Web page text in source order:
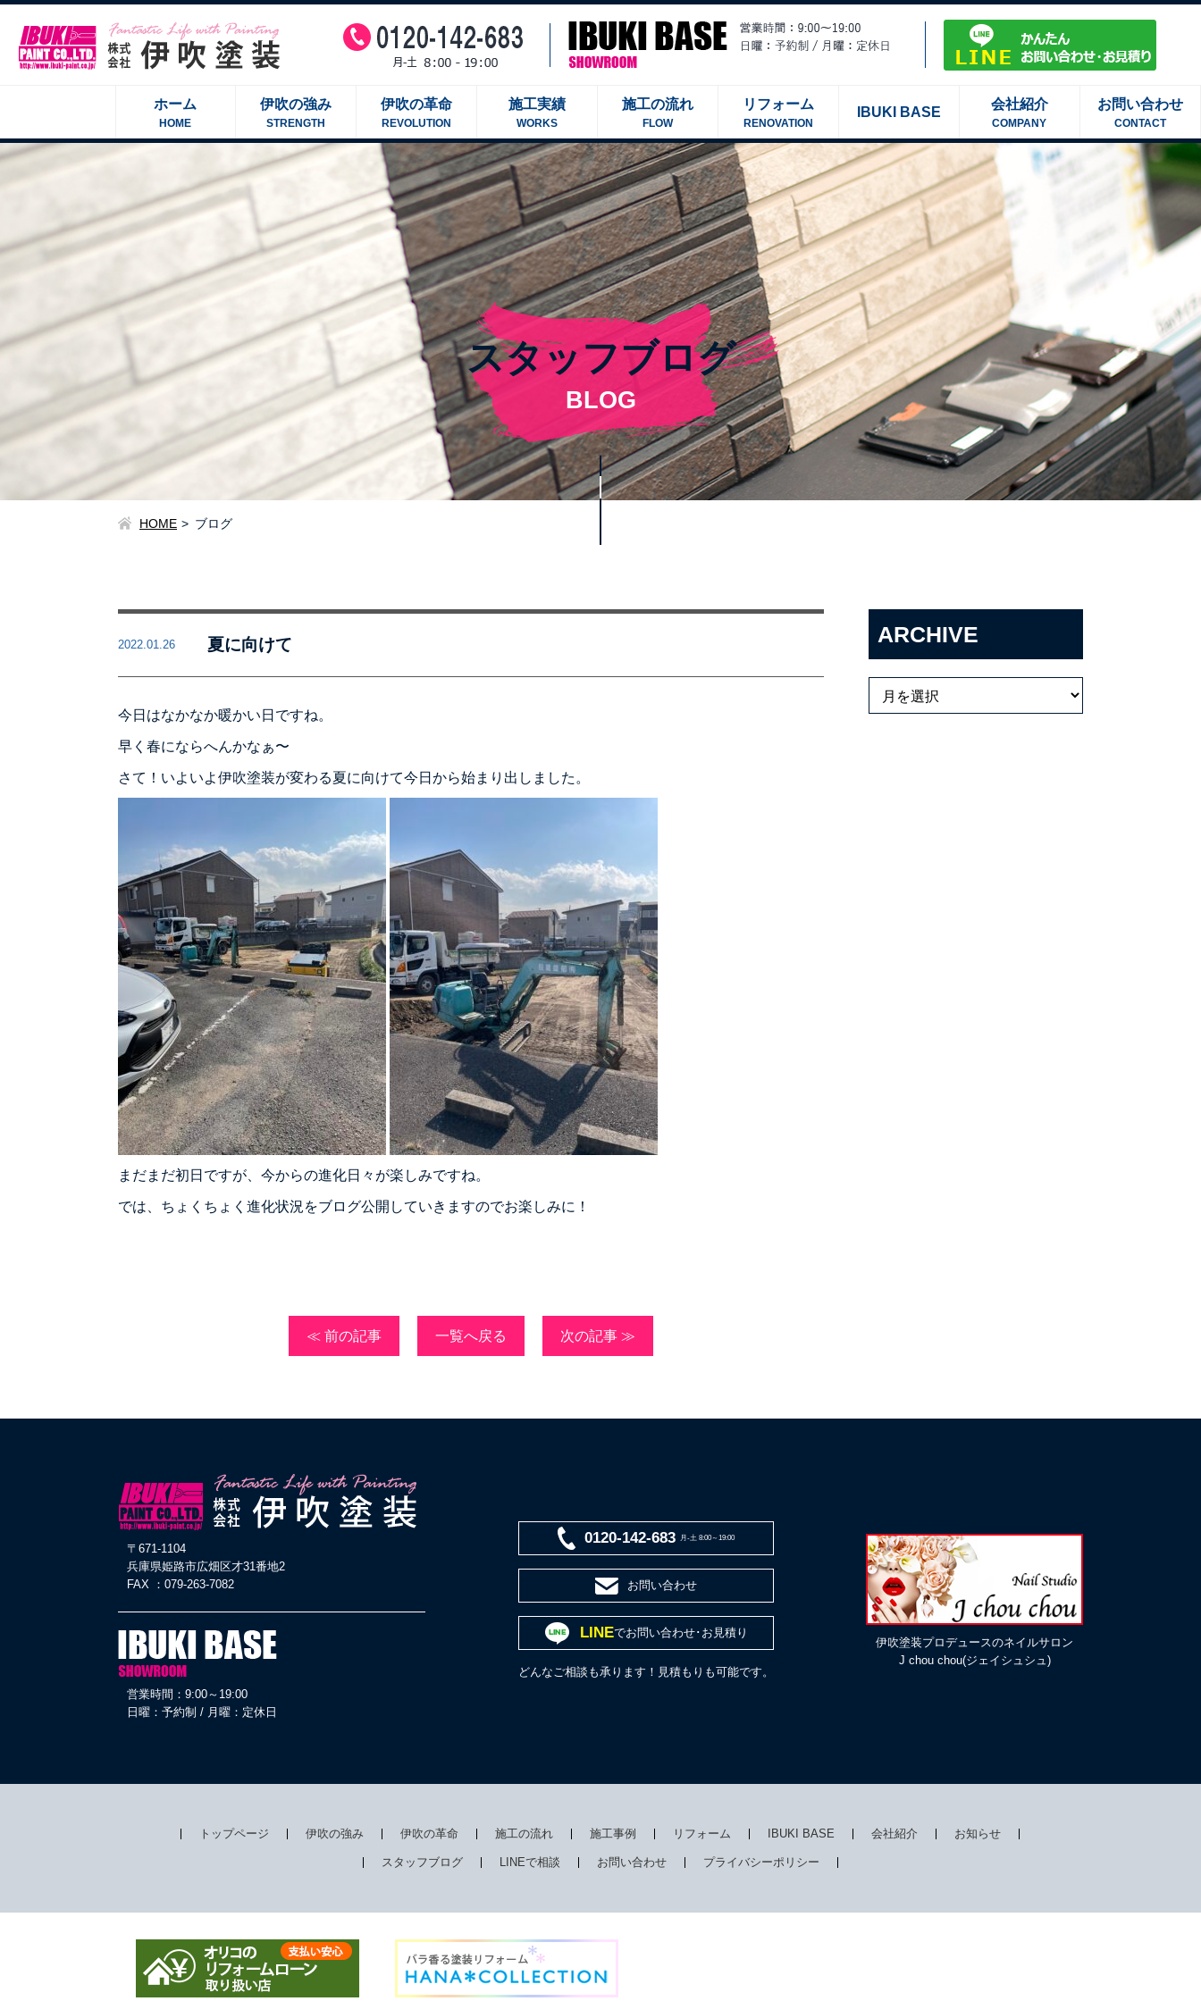
ホーム
HOME
伊吹の強み
STRENGTH
伊吹の革命
REVOLUTION
施工実績
WORKS
施工の流れ
FLOW
リフォーム
RENOVATION
IBUKI BASE
会社紹介
COMPANY
お問い合わせ
CONTACT
スタッフブログ
BLOG
HOME ブログ
2022.01.26 夏に向けて
今日はなかなか暖かい日ですね。
早く春にならへんかなぁ〜
さて！いよいよ伊吹塗装が変わる夏に向けて今日から始まり出しました。
まだまだ初日ですが、今からの進化日々が楽しみですね。
では、ちょくちょく進化状況をブログ公開していきますのでお楽しみに！
≪ 前の記事 一覧へ戻る 次の記事 ≫
ARCHIVE
〒671-1104
兵庫県姫路市広畑区才31番地2
FAX ：079-263-7082
営業時間：9:00～19:00
日曜：予約制 / 月曜：定休日
0120-142-683 月-土 8:00～19:00
お問い合わせ
LINEでお問い合わせ･お見積り
どんなご相談も承ります！見積もりも可能です。
伊吹塗装プロデュースのネイルサロン
J chou chou(ジェイシュシュ)
トップページ 伊吹の強み 伊吹の革命 施工の流れ 施工事例 リフォーム IBUKI BASE 会社紹介 お知らせ
スタッフブログ LINEで相談 お問い合わせ プライバシーポリシー